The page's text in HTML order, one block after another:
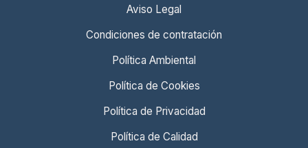
Aviso Legal
Condiciones de contratación
Política Ambiental
Política de Cookies
Política de Privacidad
Política de Calidad